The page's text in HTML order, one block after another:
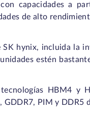
capacidades a
de alto
hynix, incluida la
estén
HBM4 y
PIM y DDR5